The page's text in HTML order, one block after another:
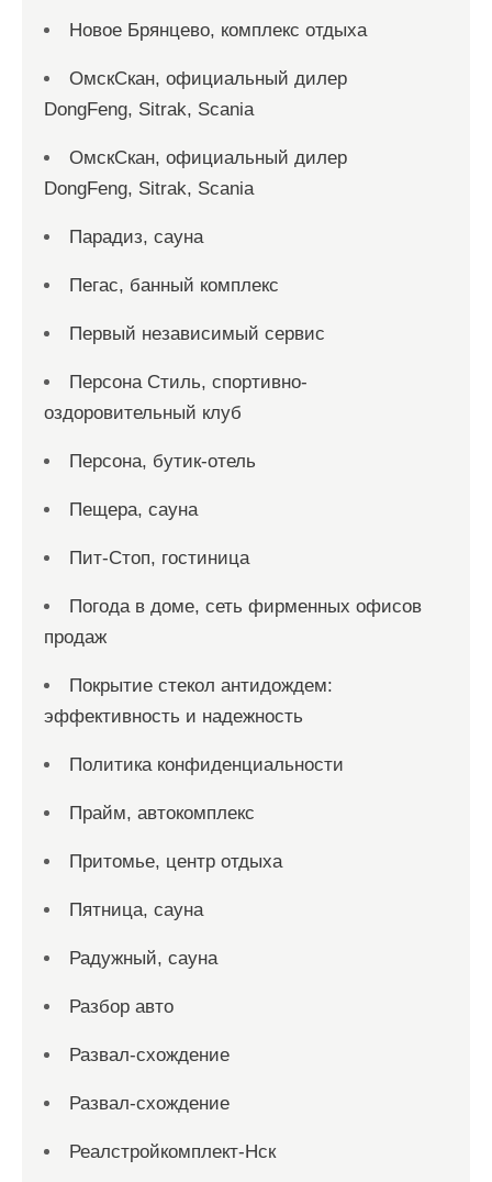
Новое Брянцево, комплекс отдыха
ОмскСкан, официальный дилер
DongFeng, Sitrak, Scania
ОмскСкан, официальный дилер
DongFeng, Sitrak, Scania
Парадиз, сауна
Пегас, банный комплекс
Первый независимый сервис
Персона Стиль, спортивно-
оздоровительный клуб
Персона, бутик-отель
Пещера, сауна
Пит-Стоп, гостиница
Погода в доме, сеть фирменных офисов
продаж
Покрытие стекол антидождем:
эффективность и надежность
Политика конфиденциальности
Прайм, автокомплекс
Притомье, центр отдыха
Пятница, сауна
Радужный, сауна
Разбор авто
Развал-схождение
Развал-схождение
Реалстройкомплект-Нск